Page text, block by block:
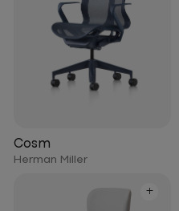
Cosm
Herman Miller
+